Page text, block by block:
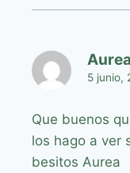
5 junio,
Que buenos
los hago a ver
besitos Aurea